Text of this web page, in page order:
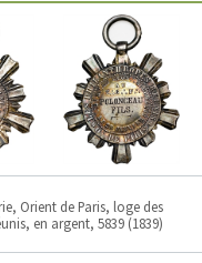
Orient de Paris, loge des
en argent, 5839 (1839)